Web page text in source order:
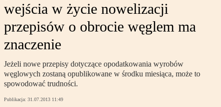
wejścia w życie nowelizacji
przepisów o obrocie węglem ma
znaczenie
Jeżeli nowe przepisy dotyczące opodatkowania wyrobów
węglowych zostaną opublikowane w środku miesiąca, może to
spowodować trudności.
Publikacja: 31.07.2013 11:49